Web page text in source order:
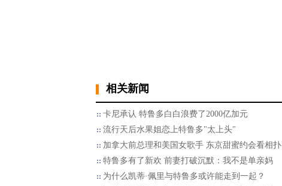
相关新闻
卡尼承认 特鲁多白白浪费了2000亿加元
流行天后水果姐恋上特鲁多"太上头"
加拿大前总理和美国女歌手 东京甜蜜约会看相扑
特鲁多有了新欢 前妻打破沉默：我不是单亲妈
为什么凯蒂·佩里与特鲁多或许能走到一起？